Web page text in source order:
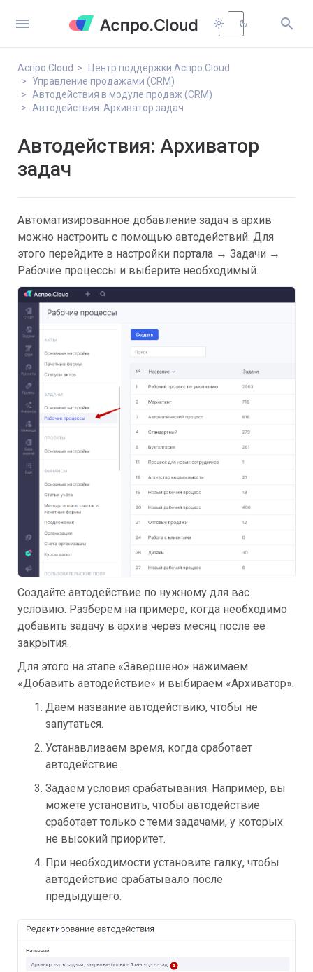
 light_mode dark_mode 
Аспро.Cloud
Центр поддержки Аспро.Cloud
Управление продажами (CRM)
Автодействия в модуле продаж (CRM)
Автодействия: Архиватор задач
Автодействия: Архиватор
задач
Автоматизированное добавление задач в архив
можно настроить с помощью автодействий. Для
этого перейдите в настройки портала → Задачи →
Рабочие процессы и выберите необходимый.
Создайте автодействие по нужному для вас
условию. Разберем на примере, когда необходимо
добавить задачу в архив через месяц после ее
закрытия.
Для этого на этапе «Завершено» нажимаем
«Добавить автодействие» и выбираем «Архиватор».
Даем название автодействию, чтобы не
запутаться.
Устанавливаем время, когда сработает
автодействие.
Задаем условия срабатывания. Например, вы
можете установить, чтобы автодействие
сработает только с теми задачами, у которых
не высокий приоритет.
При необходимости установите галку, чтобы
автодействие срабатывало после
предыдущего.